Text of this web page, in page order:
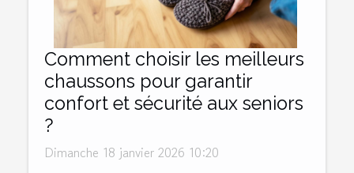
Comment choisir les meilleurs
chaussons pour garantir
confort et sécurité aux seniors
?
Dimanche 18 janvier 2026 10:20